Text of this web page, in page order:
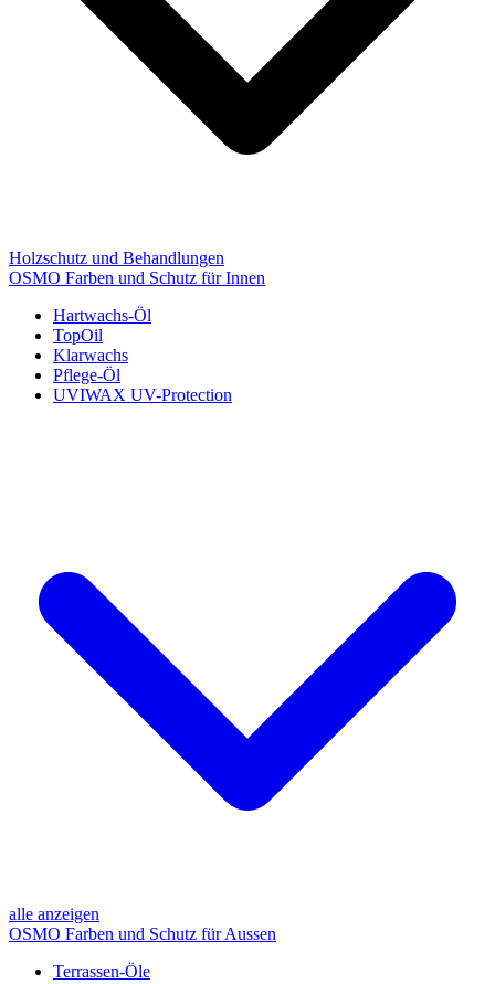
Holzschutz und Behandlungen
OSMO Farben und Schutz für Innen
Hartwachs-Öl
TopOil
Klarwachs
Pflege-Öl
UVIWAX UV-Protection
alle anzeigen
OSMO Farben und Schutz für Aussen
Terrassen-Öle